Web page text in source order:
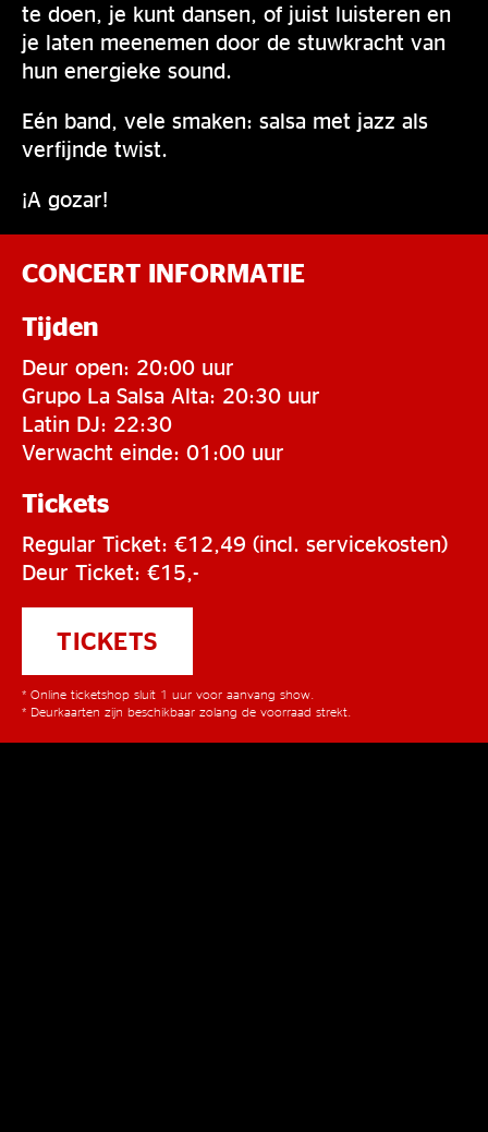
te doen, je kunt dansen, of juist luisteren en
je laten meenemen door de stuwkracht van
hun energieke sound.
Eén band, vele smaken: salsa met jazz als
verfijnde twist.
¡A gozar!
CONCERT INFORMATIE
Tijden
Deur open: 20:00 uur
Grupo La Salsa Alta: 20:30 uur
Latin DJ: 22:30
Verwacht einde: 01:00 uur
Tickets
Regular Ticket: €12,49 (incl. servicekosten)
Deur Ticket: €15,-
TICKETS
* Online ticketshop sluit 1 uur voor aanvang show.
* Deurkaarten zijn beschikbaar zolang de voorraad strekt.